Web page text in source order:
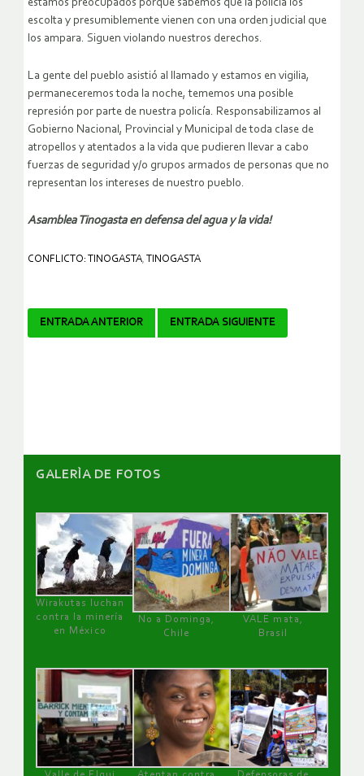
estamos preocupados porque sabemos que la policía los
escolta y presumiblemente vienen con una orden judicial que
los ampara. Siguen violando nuestros derechos.
La gente del pueblo asistió al llamado y estamos en vigilia,
permaneceremos toda la noche, tememos una posible
represión por parte de nuestra policía. Responsabilizamos al
Gobierno Nacional, Provincial y Municipal de toda clase de
atropellos y atentados a la vida que pudieren llevar a cabo
fuerzas de seguridad y/o grupos armados de personas que no
representan los intereses de nuestro pueblo.
Asamblea Tinogasta en defensa del agua y la vida!
CONFLICTO: TINOGASTA, TINOGASTA
Navegador
ENTRADA ANTERIOR ENTRADA SIGUIENTE
GALERÌA DE FOTOS
Wirakutas luchan
contra la minería
en México
No a Dominga,
Chile
VALE mata,
Brasil